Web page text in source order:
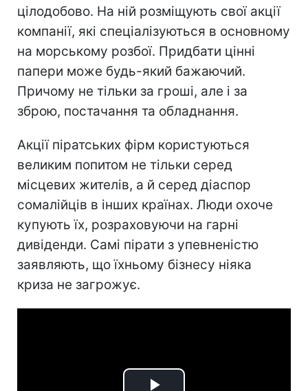
цілодобово. На ній розміщують свої акції
компанії, які спеціалізуються в основному
на морському розбої. Придбати цінні
папери може будь-який бажаючий.
Причому не тільки за гроші, але і за
зброю, постачання та обладнання.
Акції піратських фірм користуються
великим попитом не тільки серед
місцевих жителів, а й серед діаспор
сомалійців в інших країнах. Люди охоче
купують їх, розраховуючи на гарні
дивіденди. Самі пірати з упевненістю
заявляють, що їхньому бізнесу ніяка
криза не загрожує.